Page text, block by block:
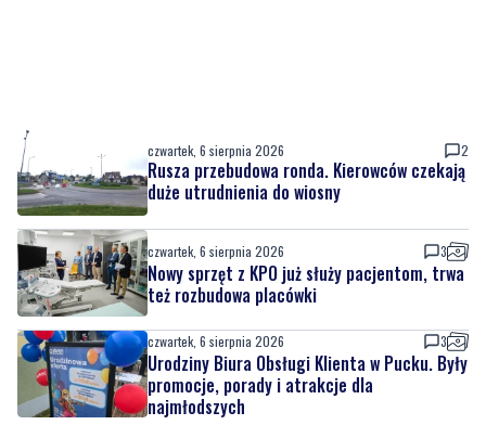
czwartek, 6 sierpnia 2026 3
Nowy sprzęt z KPO już służy pacjentom, trwa
czwartek, 6 sierpnia 2026 3
Urodziny Biura Obsługi Klienta w Pucku. Były
promocje, porady i atrakcje dla
najmłodszych
NOWE czwartek, 6 sierpnia 2026 4
Szpital w żałobie. Nie żyje położna Oddziału